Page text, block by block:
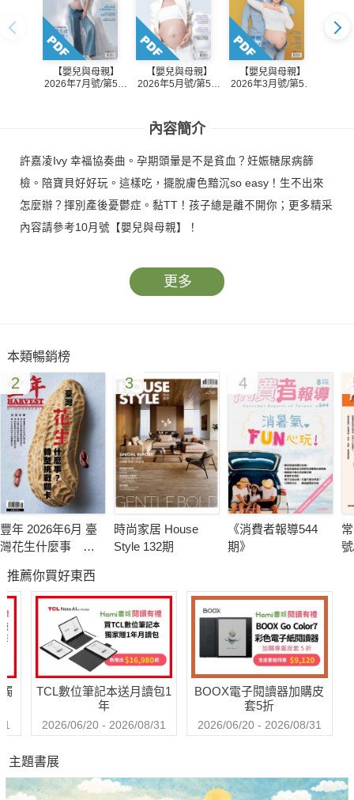
【嬰兒與母親】
2026年7月號/第588
【嬰兒與母親】
2026年5月號/第587
【嬰兒與母親】
2026年3月號/第586
內容簡介
許嘉凌Ivy 幸福協奏曲。孕期頭暈是不是貧血？妊娠糖尿病篩
檢。陪寶貝好好玩。這樣吃，擺脫膚色黯沉so easy！生不出來
怎麼辦？揮別產後憂鬱症。黏TT！孩子總是離不開你；更多精采
內容請參考10月號【嬰兒與母親】！
更多
本類暢銷榜
2
豐年 2026年6月 臺
灣花生什麼事 轉
3
時尚家居 House
Style 132期
4
《消費者報導544
期》
推薦你買好東西
TCL數位筆記本送月讀包1
年
2026/06/20 - 2026/08/31
BOOX電子閱讀器加購皮
套5折
2026/06/20 - 2026/08/31
主題書展